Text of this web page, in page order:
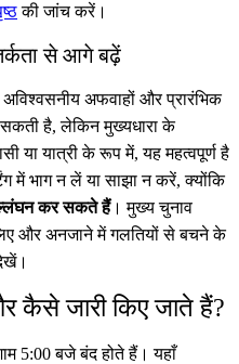
की जांच करें।
से आगे बढ़ें
अविश्वसनीय अफवाहों और प्रारंभिक
है, लेकिन मुख्यधारा के
या यात्री के रूप में, यह महत्वपूर्ण है
में भाग न लें या साझा न करें, क्योंकि
कर सकते हैं। मुख्य चुनाव
और अनजाने में गलतियों से बचने के
कैसे जारी किए जाते हैं?
5:00 बजे बंद होते हैं। यहाँ